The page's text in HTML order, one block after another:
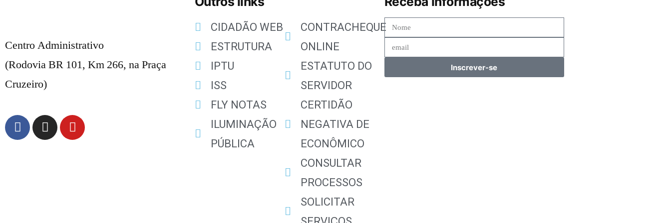
Centro Administrativo
(Rodovia BR 101, Km 266, na Praça
Cruzeiro)
CIDADÃO WEB
ESTRUTURA
IPTU
ISS
FLY NOTAS
ILUMINAÇÃO
PÚBLICA
CONTRACHEQUE
ONLINE
ESTATUTO DO
SERVIDOR
CERTIDÃO
NEGATIVA DE
ECONÔMICO
CONSULTAR
PROCESSOS
SOLICITAR
Inscrever-se